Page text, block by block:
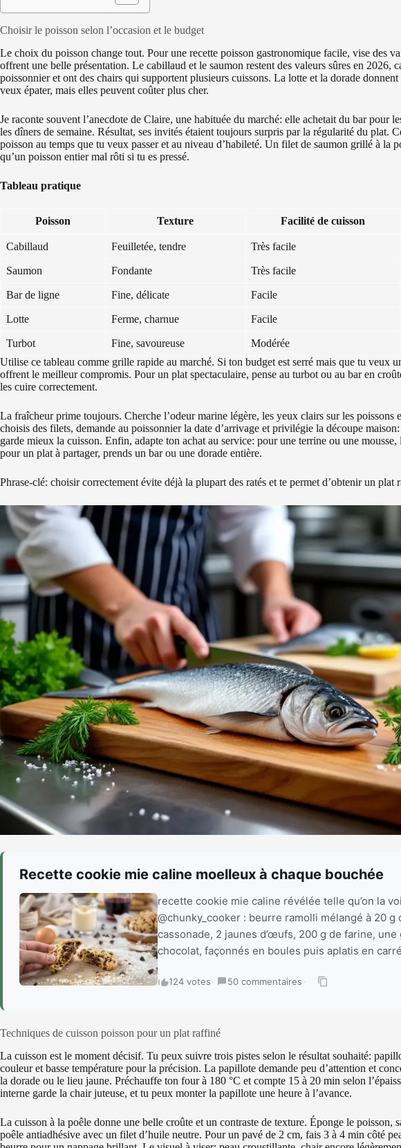
Choisir le poisson selon l’occasion et le budget
Le choix du poisson change tout. Pour une recette poisson gastronomique facile, vise des
offrent une belle présentation. Le cabillaud et le saumon restent des valeurs sûres en 2026,
poissonnier et ont des chairs qui supportent plusieurs cuissons. La lotte et la dorade
veux épater, mais elles peuvent coûter plus cher.
Je raconte souvent l’anecdote de Claire, une habituée du marché: elle achetait du bar pour
les dîners de semaine. Résultat, ses invités étaient toujours surpris par la régularité du plat.
poisson au temps que tu veux passer et au niveau d’habileté. Un filet de saumon grillé à la
qu’un poisson entier mal rôti si tu es pressé.
Tableau pratique
Poisson Texture Facilité de cuisson
Cabillaud Feuilletée, tendre Très facile
Saumon Fondante Très facile
Bar de ligne Fine, délicate Facile
Lotte Ferme, charnue Facile
Turbot Fine, savoureuse Modérée
Utilise ce tableau comme grille rapide au marché. Si ton budget est serré mais que tu veux
offrent le meilleur compromis. Pour un plat spectaculaire, pense au turbot ou au bar en
les cuire correctement.
La fraîcheur prime toujours. Cherche l’odeur marine légère, les yeux clairs sur les poissons
choisis des filets, demande au poissonnier la date d’arrivage et privilégie la découpe
garde mieux la cuisson. Enfin, adapte ton achat au service: pour une terrine ou une mousse,
pour un plat à partager, prends un bar ou une dorade entière.
Phrase-clé: choisir correctement évite déjà la plupart des ratés et te permet d’obtenir un plat
Recette cookie mie caline moelleux à chaque bouchée
recette cookie mie caline révélée telle qu’on la
@chunky_cooker : beurre ramolli mélangé à 20 g
cassonade, 2 jaunes d’œufs, 200 g de farine,
chocolat, façonnés en boules puis aplatis en
124 votes · 50 commentaires ·
Techniques de cuisson poisson pour un plat raffiné
La cuisson est le moment décisif. Tu peux suivre trois pistes selon le résultat souhaité:
couleur et basse température pour la précision. La papillote demande peu d’attention et
la dorade ou le lieu jaune. Préchauffe ton four à 180 °C et compte 15 à 20 min selon
interne garde la chair juteuse, et tu peux monter la papillote une heure à l’avance.
La cuisson à la poêle donne une belle croûte et un contraste de texture. Éponge le poisson,
poêle antiadhésive avec un filet d’huile neutre. Pour un pavé de 2 cm, fais 3 à 4 min côté